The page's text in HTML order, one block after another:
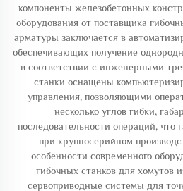
компоненты железобетонных
оборудования от поставщика
арматуры заключается в
обеспечивающих получение
в соответствии с инженерными
станки оснащены
управления, позволяющими
несколько углов гибки,
последовательности операций, что
при крупносерийном
особенности современного
гибочных станков для хомутов
сервоприводные системы для